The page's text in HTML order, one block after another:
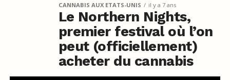
CANNABIS AUX ETATS-UNIS il y a 7 ans
Le Northern Nights,
premier festival où l’on
peut (officiellement)
acheter du cannabis